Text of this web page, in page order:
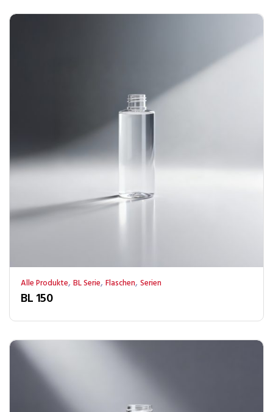
Alle Produkte, BL Serie, Flaschen, Serien
BL 150